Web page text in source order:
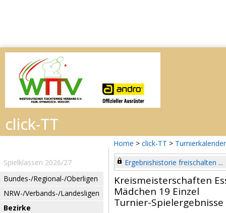
Home > click-TT > Turnierkalender
Spielklassen 2026/27
Bundes-/Regional-/Oberligen
NRW-/Verbands-/Landesligen
Bezirke
Ergebnishistorie freischalten ...
Kreismeisterschaften
Mädchen 19 Einzel
Turnier-Spielergebnisse